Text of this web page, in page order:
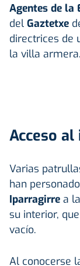
Agentes de la
del Gaztetxe
directrices de
la villa armera.
Acceso
Varias
han
Iparragirre a
su interior,
vacío.
Al conocerse